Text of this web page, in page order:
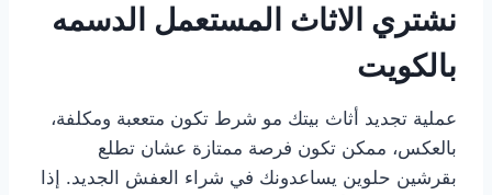
نشتري الاثاث المستعمل الدسمه
بالكويت
عملية تجديد أثاث بيتك مو شرط تكون متععبة ومكلفة،
بالعكس، ممكن تكون فرصة ممتازة عشان تطلع
بقرشين حلوين يساعدونك في شراء العفش الجديد. إذا